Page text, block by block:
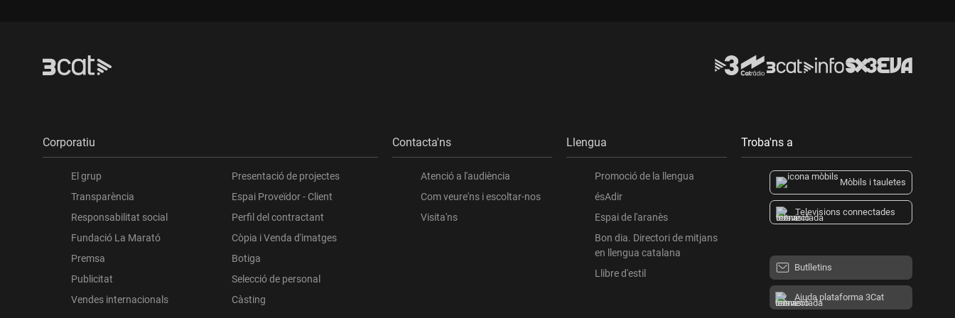
Corporatiu
El grup
Transparència
Responsabilitat social
Fundació La Marató
Premsa
Publicitat
Vendes internacionals
Presentació de projectes
Espai Proveïdor - Client
Perfil del contractant
Còpia i Venda d'imatges
Botiga
Selecció de personal
Càsting
Contacta'ns
Atenció a l'audiència
Com veure'ns i escoltar-nos
Visita'ns
Llengua
Promoció de la llengua
ésAdir
Espai de l'aranès
Bon dia. Directori de mitjans
en llengua catalana
Llibre d'estil
Troba'ns a
Mòbils i tauletes
Televisions connectades
Butlletins
Ajuda plataforma 3Cat